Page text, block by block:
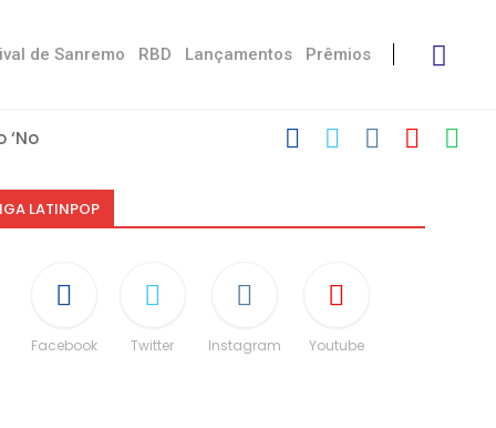
de Sanremo RBD Lançamentos Prêmios
Stress’
LATINPOP
Facebook Twitter Instagram Youtube